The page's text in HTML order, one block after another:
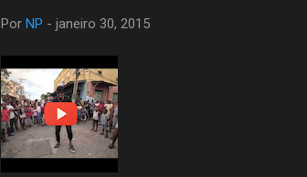
Por NP - janeiro 30, 2015